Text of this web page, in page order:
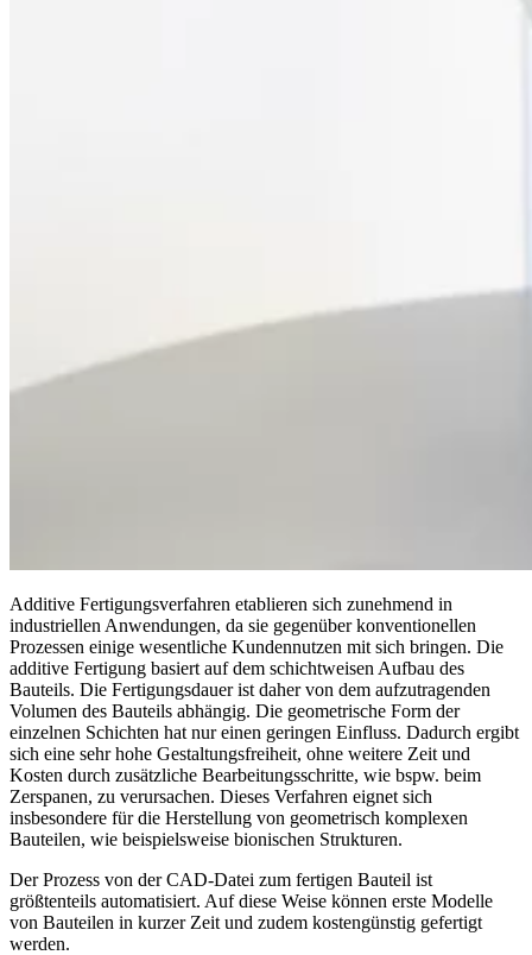
Additive Fertigungsverfahren etablieren sich zunehmend in
industriellen Anwendungen, da sie gegenüber konventionellen
Prozessen einige wesentliche Kundennutzen mit sich bringen. Die
additive Fertigung basiert auf dem schichtweisen Aufbau des
Bauteils. Die Fertigungsdauer ist daher von dem aufzutragenden
Volumen des Bauteils abhängig. Die geometrische Form der
einzelnen Schichten hat nur einen geringen Einfluss. Dadurch ergibt
sich eine sehr hohe Gestaltungsfreiheit, ohne weitere Zeit und
Kosten durch zusätzliche Bearbeitungsschritte, wie bspw. beim
Zerspanen, zu verursachen. Dieses Verfahren eignet sich
insbesondere für die Herstellung von geometrisch komplexen
Bauteilen, wie beispielsweise bionischen Strukturen.
Der Prozess von der CAD-Datei zum fertigen Bauteil ist
größtenteils automatisiert. Auf diese Weise können erste Modelle
von Bauteilen in kurzer Zeit und zudem kostengünstig gefertigt
werden.